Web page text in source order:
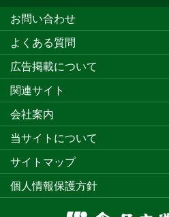
お問い合わせ
よくある質問
広告掲載について
関連サイト
会社案内
当サイトについて
サイトマップ
個人情報保護方針